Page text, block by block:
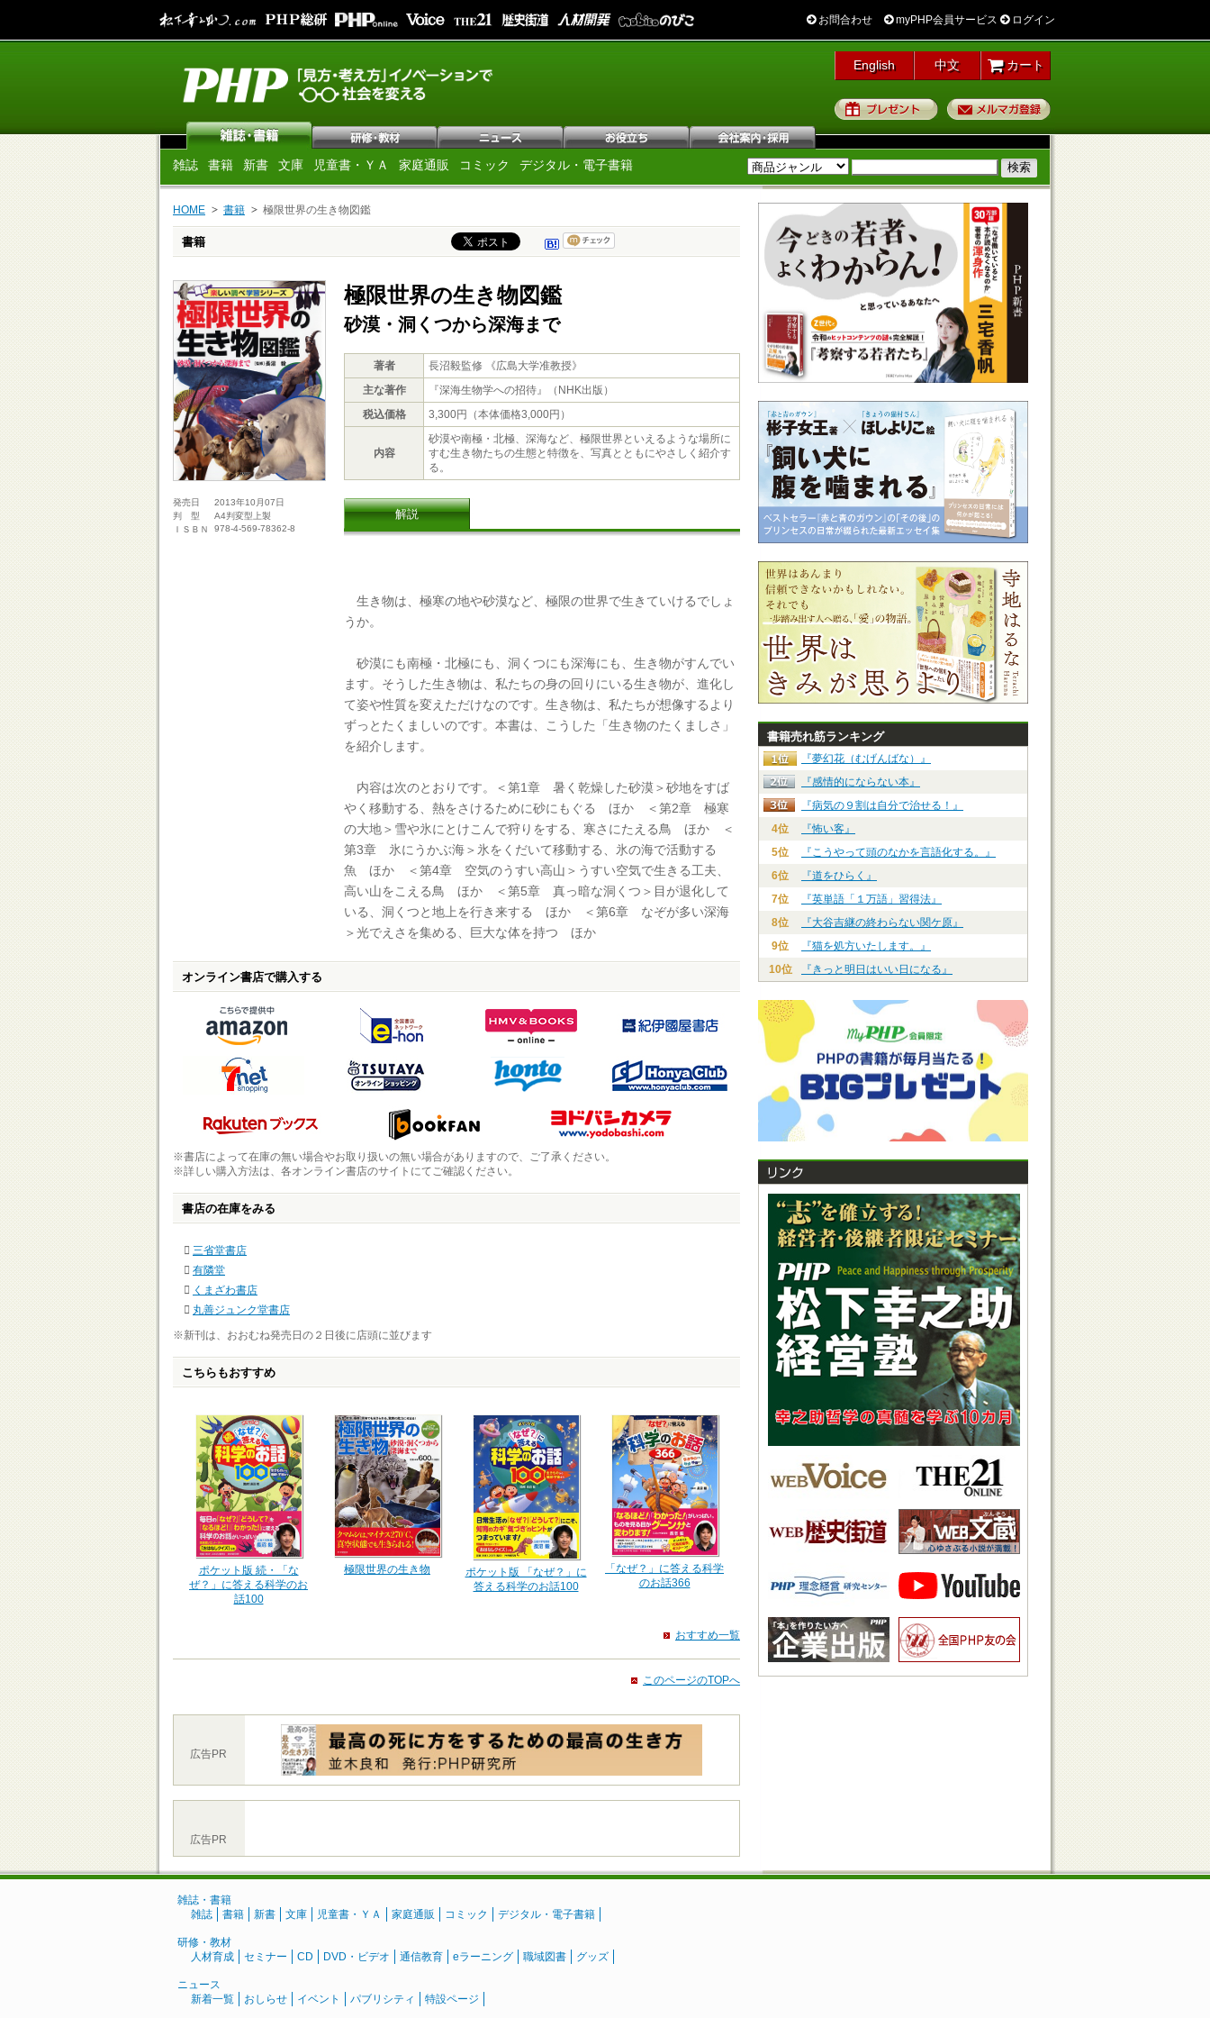
お問合わせ myPHP会員サービス ログイン
English 中文 カート
プレゼント
雑誌 書籍 新書 文庫 児童書・ＹＡ 家庭通販 コミック デジタル・電子書籍
HOME 書籍 極限世界の生き物図鑑
書籍
発売日
2013年10月07日
判 型
A4判変型上製
ＩＳＢＮ
978-4-569-78362-8
極限世界の生き物図鑑
砂漠・洞くつから深海まで
著者
長沼毅監修 《広島大学准教授》
主な著作
『深海生物学への招待』（NHK出版）
税込価格
3,300円（本体価格3,000円）
内容
砂漠や南極・北極、深海など、極限世界といえるような場所に
すむ生き物たちの生態と特徴を、写真とともにやさしく紹介す
る。
解説
生き物は、極寒の地や砂漠など、極限の世界で生きていけるでしょ
うか。
砂漠にも南極・北極にも、洞くつにも深海にも、生き物がすんでい
ます。そうした生き物は、私たちの身の回りにいる生き物が、進化し
て姿や性質を変えただけなのです。生き物は、私たちが想像するより
ずっとたくましいのです。本書は、こうした「生き物のたくましさ」
を紹介します。
内容は次のとおりです。＜第1章 暑く乾燥した砂漠＞砂地をすば
やく移動する、熱をさけるために砂にもぐる ほか ＜第2章 極寒
の大地＞雪や氷にとけこんで狩りをする、寒さにたえる鳥 ほか ＜
第3章 氷にうかぶ海＞氷をくだいて移動する、氷の海で活動する
魚 ほか ＜第4章 空気のうすい高山＞うすい空気で生きる工夫、
高い山をこえる鳥 ほか ＜第5章 真っ暗な洞くつ＞目が退化して
いる、洞くつと地上を行き来する ほか ＜第6章 なぞが多い深海
＞光でえさを集める、巨大な体を持つ ほか
オンライン書店で購入する
※書店によって在庫の無い場合やお取り扱いの無い場合がありますので、ご了承ください。
※詳しい購入方法は、各オンライン書店のサイトにてご確認ください。
書店の在庫をみる
三省堂書店
有隣堂
くまざわ書店
丸善ジュンク堂書店
※新刊は、おおむね発売日の２日後に店頭に並びます
こちらもおすすめ
ポケット版 続・「な
ぜ？」に答える科学のお
話100
極限世界の生き物
ポケット版 「なぜ？」に
答える科学のお話100
「なぜ？」に答える科学
のお話366
おすすめ一覧
このページのTOPへ
広告PR
広告PR
書籍売れ筋ランキング
『夢幻花（むげんばな）』
『感情的にならない本』
『病気の９割は自分で治せる！』
4位
『怖い客』
5位
『こうやって頭のなかを言語化する。』
6位
『道をひらく』
7位
『英単語「１万語」習得法』
8位
『大谷吉継の終わらない関ケ原』
9位
『猫を処方いたします。』
10位
『きっと明日はいい日になる』
雑誌・書籍
雑誌
書籍 新書 文庫 児童書・ＹＡ 家庭通販 コミック デジタル・電子書籍
研修・教材
人材育成
セミナー CD DVD・ビデオ 通信教育 eラーニング 職域図書 グッズ
ニュース
新着一覧
おしらせ イベント パブリシティ 特設ページ